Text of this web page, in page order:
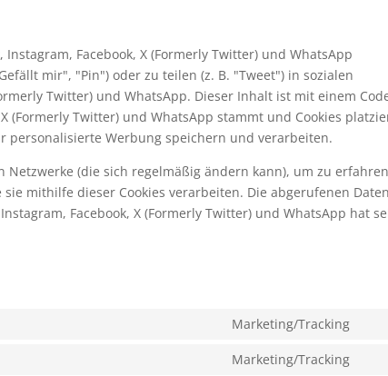
Facebook, X (Formerly Twitter) und WhatsApp
mir", "Pin") oder zu teilen (z. B. "Tweet") in sozialen
Twitter) und WhatsApp. Dieser Inhalt ist mit einem
(Formerly Twitter) und WhatsApp stammt und Cookies
Werbung speichern und verarbeiten.
(die sich regelmäßig ändern kann), um zu
mithilfe dieser Cookies verarbeiten. Die abgerufenen Daten
Facebook, X (Formerly Twitter) und WhatsApp hat
Marketing/Tracking
Marketing/Tracking